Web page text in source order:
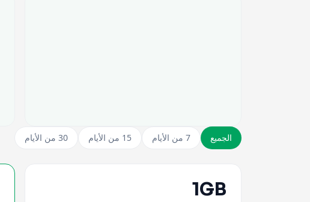
الجميع 7 من الأيام 15 من الأيام 30 من الأيام
1GB